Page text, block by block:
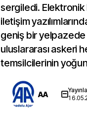
sergiledi. Elektronik
iletişim
geniş bir
uluslararası askeri
temsilcilerinin
AA